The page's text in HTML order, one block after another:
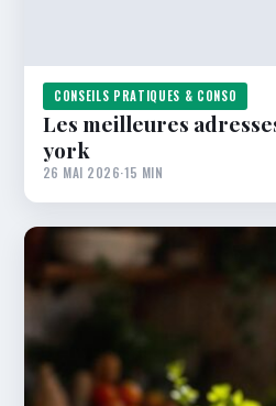
CONSEILS PRATIQUES & CONSO
Les meilleures
york
26 MAI 2026·15 MIN